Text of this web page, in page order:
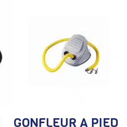
GONFLEUR A PIED